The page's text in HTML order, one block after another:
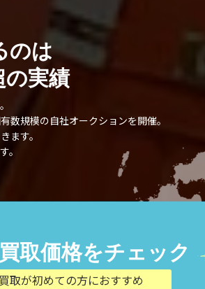
のは
の実績
数規模の自社オークションを開催。
ます。
。
取価格をチェック
取が初めての方におすすめ